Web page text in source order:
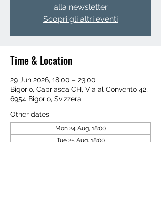
alla newsletter
Scopri gli altri eventi
Time & Location
29 Jun 2026, 18:00 – 23:00
Bigorio, Capriasca CH, Via al Convento 42,
6954 Bigorio, Svizzera
Other dates
Mon 24 Aug, 18:00
Tue 25 Aug, 18:00